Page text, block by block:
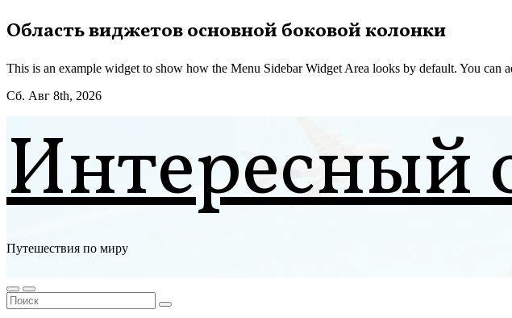
Перейти
к
Область виджетов основной боковой колонки
This is an example widget to show how the Menu Sidebar Widget Area looks by default. You can
Сб. Авг 8th, 2026
Интересный
Путешествия по миру